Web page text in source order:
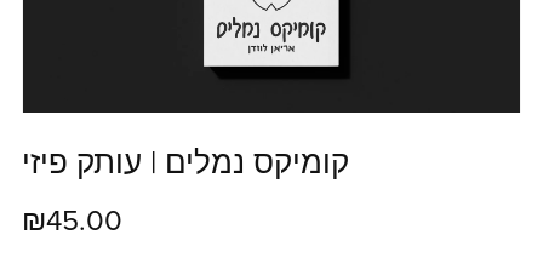
קומיקס נמלים | עותק פיזי
₪45.00